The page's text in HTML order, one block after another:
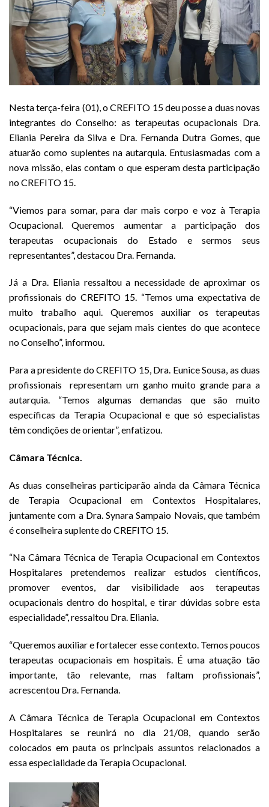
Nesta terça-feira (01), o CREFITO 15 deu posse a duas novas
integrantes do Conselho: as terapeutas ocupacionais Dra.
Eliania Pereira da Silva e Dra. Fernanda Dutra Gomes, que
atuarão como suplentes na autarquia. Entusiasmadas com a
nova missão, elas contam o que esperam desta participação
no CREFITO 15.
“Viemos para somar, para dar mais corpo e voz à Terapia
Ocupacional. Queremos aumentar a participação dos
terapeutas ocupacionais do Estado e sermos seus
representantes”, destacou Dra. Fernanda.
Já a Dra. Eliania ressaltou a necessidade de aproximar os
profissionais do CREFITO 15. “Temos uma expectativa de
muito trabalho aqui. Queremos auxiliar os terapeutas
ocupacionais, para que sejam mais cientes do que acontece
no Conselho”, informou.
Para a presidente do CREFITO 15, Dra. Eunice Sousa, as duas
profissionais representam um ganho muito grande para a
autarquia. “Temos algumas demandas que são muito
específicas da Terapia Ocupacional e que só especialistas
têm condições de orientar”, enfatizou.
Câmara Técnica.
As duas conselheiras participarão ainda da Câmara Técnica
de Terapia Ocupacional em Contextos Hospitalares,
juntamente com a Dra. Synara Sampaio Novais, que também
é conselheira suplente do CREFITO 15.
“Na Câmara Técnica de Terapia Ocupacional em Contextos
Hospitalares pretendemos realizar estudos científicos,
promover eventos, dar visibilidade aos terapeutas
ocupacionais dentro do hospital, e tirar dúvidas sobre esta
especialidade”, ressaltou Dra. Eliania.
“Queremos auxiliar e fortalecer esse contexto. Temos poucos
terapeutas ocupacionais em hospitais. É uma atuação tão
importante, tão relevante, mas faltam profissionais”,
acrescentou Dra. Fernanda.
A Câmara Técnica de Terapia Ocupacional em Contextos
Hospitalares se reunirá no dia 21/08, quando serão
colocados em pauta os principais assuntos relacionados a
essa especialidade da Terapia Ocupacional.